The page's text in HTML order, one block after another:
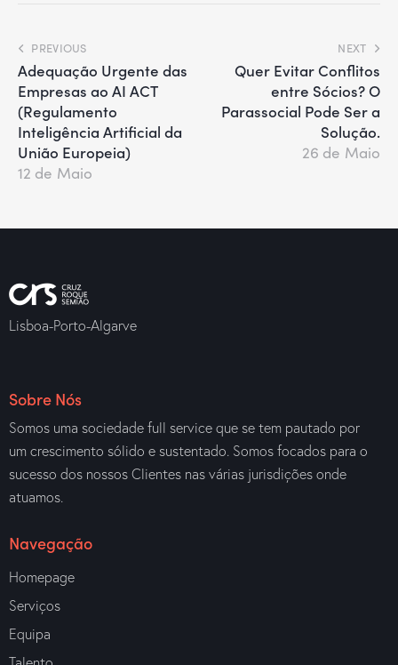
PREVIOUS
Adequação Urgente das
Empresas ao AI ACT
(Regulamento
Inteligência Artificial da
União Europeia)
12 de Maio
NEXT
Quer Evitar Conflitos
entre Sócios? O
Parassocial Pode Ser a
Solução.
26 de Maio
Lisboa-Porto-Algarve
Sobre Nós
Somos uma sociedade full service que se tem pautado por
um crescimento sólido e sustentado. Somos focados para o
sucesso dos nossos Clientes nas várias jurisdições onde
atuamos.
Navegação
Homepage
Serviços
Equipa